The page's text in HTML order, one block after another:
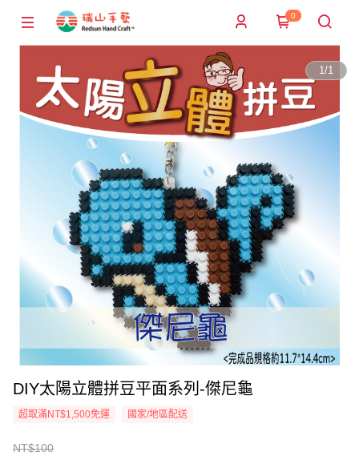
0
1/1
DIY太陽立體拼豆平面系列-傑尼龜
超取滿NT$1,500免運 國家/地區配送
NT$100